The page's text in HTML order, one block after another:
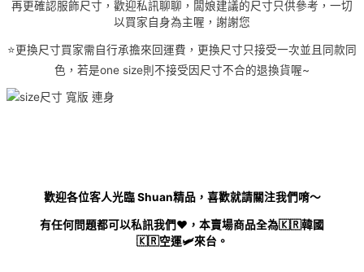
藍
再更確認服飾尺寸，歡迎私訊聊聊，闆娘建議的尺寸只供參考，一切
以買家自身為主喔，謝謝您
⭐️更換尺寸買家需自行承擔來回運費，更換尺寸只接受一次並且同款同
色，若是one size則不接受因尺寸不合的退換貨喔~
歡迎各位客人光臨 Shuan精品，喜歡就請關注我們唷～
有任何問題都可以私訊我們❤️，本賣場商品全為🇰🇷韓國
🇰🇷空運🛩來台。